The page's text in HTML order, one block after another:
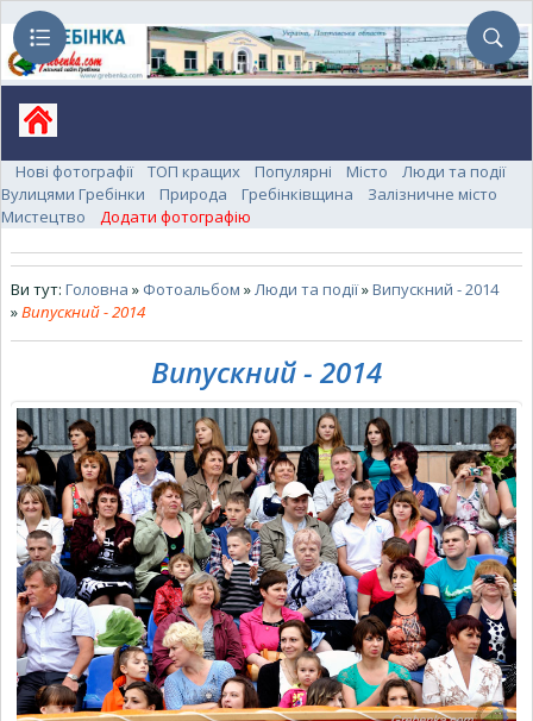
Нові фотографії ТОП кращих Популярні Місто
Люди та події
Вулицями Гребінки
Природа Гребінківщина
Залізничне місто
Мистецтво
Додати фотографію
Ви тут: Головна » Фотоальбом » Люди та події»Випускний - 2014
»Випускний - 2014
Випускний - 2014